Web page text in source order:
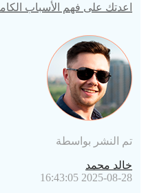
اعدتك على فهم الأسباب
شكلة ونحلها معًا.
تم النشر بواسطة
خالد محمد
2025-08-28 16:43:05